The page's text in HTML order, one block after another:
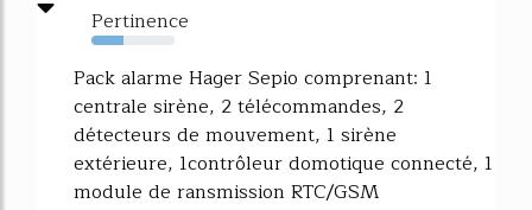
Pertinence
39%
Pack alarme Hager Sepio comprenant: 1
centrale sirène, 2 télécommandes, 2
détecteurs de mouvement, 1 sirène
extérieure, 1contrôleur domotique connecté, 1
module de ransmission RTC/GSM